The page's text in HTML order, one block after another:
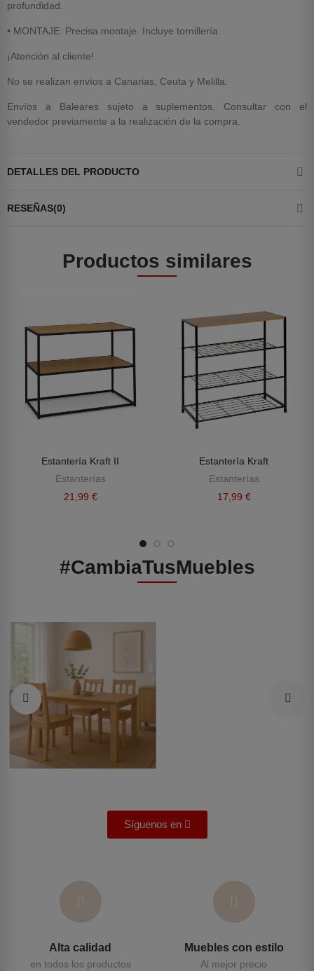
profundidad.
• MONTAJE: Precisa montaje. Incluye tornillería.
¡Atención al cliente!
No se realizan envíos a Canarias, Ceuta y Melilla.
Envíos a Baleares sujeto a suplementos. Consultar con el
vendedor previamente a la realización de la compra.
DETALLES DEL PRODUCTO
RESEÑAS(0)
Productos similares
Estantería Kraft II
Estanterías
21,99 €
Estantería Kraft
Estanterías
17,99 €
#CambiaTusMuebles
Síguenos en
Alta calidad
en todos los productos
Muebles con estilo
Al mejor precio